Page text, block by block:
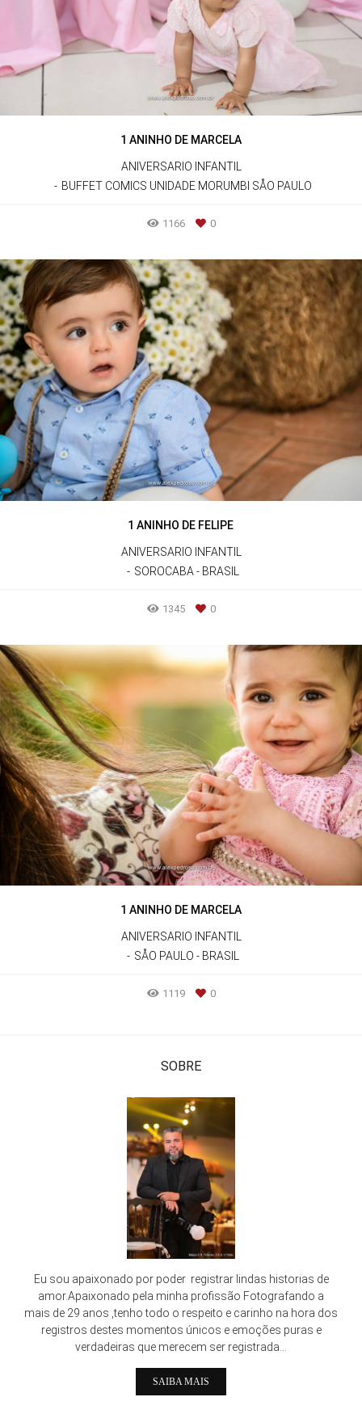
1 ANINHO DE MARCELA
ANIVERSARIO INFANTIL
BUFFET COMICS UNIDADE MORUMBI SÅO PAULO
1166 0
1 ANINHO DE FELIPE
ANIVERSARIO INFANTIL
SOROCABA - BRASIL
1345 0
1 ANINHO DE MARCELA
ANIVERSARIO INFANTIL
SÅO PAULO - BRASIL
1119 0
SOBRE
Eu sou apaixonado por poder registrar lindas historias de
amor.Apaixonado pela minha profissão Fotografando a
mais de 29 anos ,tenho todo o respeito e carinho na hora dos
registros destes momentos únicos e emoções puras e
verdadeiras que merecem ser registrada...
SAIBA MAIS